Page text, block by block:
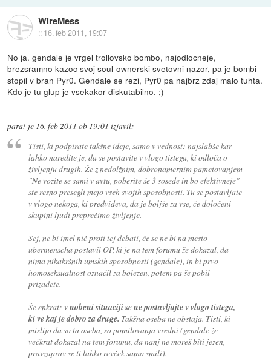
WireMess
:: 16. feb 2011, 19:07
No ja. gendale je vrgel trollovsko bombo, najodlocneje,
brezsramno kazoc svoj soul-ownerski svetovni nazor, pa je bombi
stopil v bran Pyr0. Gendale se rezi, Pyr0 pa najbrz zdaj malo tuhta.
Kdo je tu glup je vsekakor diskutabilno. ;)
para! je 16. feb 2011 ob 19:01 izjavil:
Tisti, ki podpirate takšne ideje, samo v vednost: najslabše kar
lahko naredite je, da se postavite v vlogo tistega, ki odloča o
življenju drugih. Že z nedolžnim, dobronamernim pametovanjem
"Ne vozite se sami v avtu, poberite še 3 sosede in bo efektivneje"
ste resno presegli mejo vseh svojih sposobnosti. Tu se postavljate
v vlogo nekoga, ki predvideva, da je boljše za vse, če določeni
skupini ljudi preprečimo življenje.
Sej, ne bi imel nič proti tej debati, če se ne bi na mesto
ubermenscha postavil OP, ki je na tem forumu že dokazal, da
nima nikakršnih umskih sposobnosti (gendale), in bi prvo
homoseksualnost označil za bolezen, potem pa še pobil
prizadete.
Še enkrat: v nobeni situaciji se ne postavljajte v vlogo tistega,
ki ve kaj je dobro za druge. Takšna oseba ne obstaja. Tisti, ki
mislijo da so ta oseba, so pomilovanja vredni (gendale že
večkrat dokazal na tem forumu, da nanj ne moreš biti jezen,
pravzaprav se ti lahko revček samo smili).